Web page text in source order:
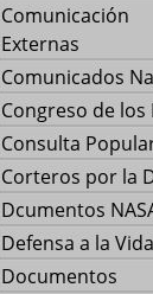
Externas
Comunicados
Congreso de los
Consulta
Corteros por la
Dcumentos
Defensa a la Vida
Documentos